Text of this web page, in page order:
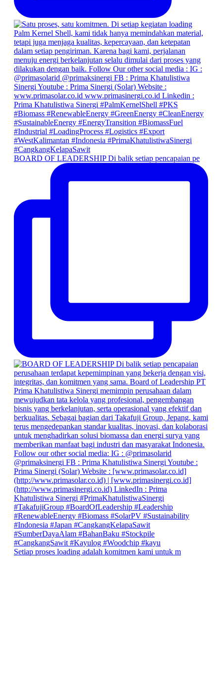
BOARD OF LEADERSHIP Di balik setiap pencapaian pe
Setiap proses loading adalah komitmen kami untuk m